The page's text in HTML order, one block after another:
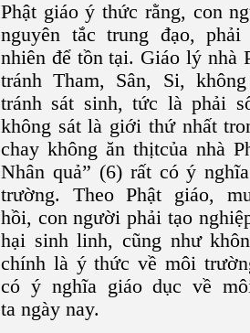
Phật giáo ý thức rằng, con
nguyên tắc trung đạo,
nhiên để tồn tại. Giáo lý nhà
tránh Tham, Sân, Si,
tránh sát sinh, tức là phải
không sát là giới thứ nhất
chay không ăn thịtcủa nhà
Nhân quả” (6) rất có ý
trường. Theo Phật giáo,
hồi, con người phải tạo
hại sinh linh, cũng như
chính là ý thức về môi
có ý nghĩa giáo dục về
ta ngày nay.